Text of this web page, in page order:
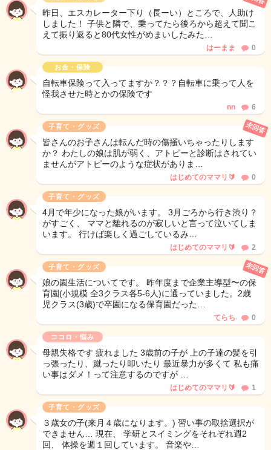
昨日、エスカレーター下り（長ーい）ところで、人助け
しました！ 子供と隣で、乗ってたら後ろから超えて聞こ
えて振り返ると80代女性がめまいしたみた…
はーまま 0
お金・保険
自転車保険って入ってますか？？？自転車に乗って人を
怪我させた時とかの保険です
nn 6
子育て・グッズ
皆さんのお子さんは転んだ時の傷掻いちゃったりします
か？ わたしの娘は肌が弱く、アトピーと診断はされてい
ませんがアトピーのような症状がありま…
未回答
はじめてのママリ🔰 0
子育て・グッズ
4月で年少になった娘がいます。 3月ごろから行き渋り？
がすごく、 ママと離れるのが寂しいと言って泣いてしま
います。 行けば楽しく過ごしているみ…
はじめてのママリ🔰 2
子育て・グッズ
娘の園生活についてです。 昨年度まで企業主導型〜の保
育園(小規模 全3クラス各5-6人)に通っていました。2歳
児クラス(3歳)で卒園になる保育園だった…
未回答
てらち 0
ココロ・悩み
母親失格です 疲れました 3歳前の子が 上の子達の髪を引
っ張ったり、蹴ったり叩いたり 最近暴力が多くて 私も痛
い事はダメ！って注意するのですが …
はじめてのママリ🔰 1
子育て・グッズ
３歳女の子(来月４歳になります。) 習い事の取捨選択が
できません… 現在、 学研とスイミングをそれぞれ週2
回、 体操を週１回しています。 音楽や…